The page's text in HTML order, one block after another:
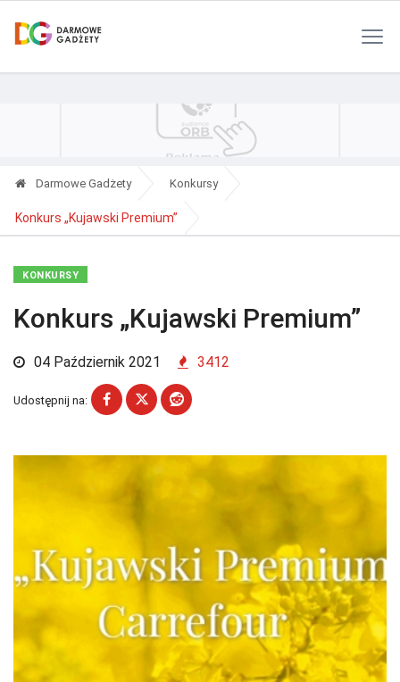
Darmowe Gadżety Konkursy
Konkurs „Kujawski Premium”
KONKURSY
Konkurs „Kujawski Premium”
04 Październik 2021 3412
Udostępnij na: